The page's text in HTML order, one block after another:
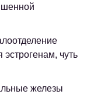
чуть
железы